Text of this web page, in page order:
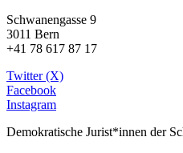
Schwanengasse 9
3011 Bern
+41 78 617 87 17
Twitter (X)
Facebook
Instagram
Demokratische Jurist*innen der